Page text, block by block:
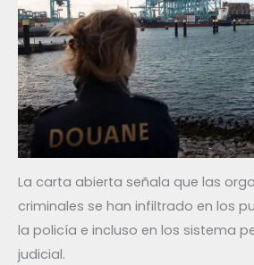
La carta abierta señala que las
criminales se han infiltrado en los
la policía e incluso en los sistema
judicial.